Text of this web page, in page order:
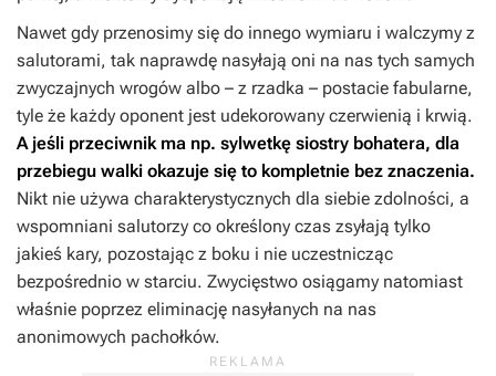
Nawet gdy przenosimy się do innego wymiaru i walczymy z
salutorami, tak naprawdę nasyłają oni na nas tych samych
zwyczajnych wrogów albo – z rzadka – postacie fabularne,
tyle że każdy oponent jest udekorowany czerwienią i krwią.
A jeśli przeciwnik ma np. sylwetkę siostry bohatera, dla
przebiegu walki okazuje się to kompletnie bez znaczenia.
Nikt nie używa charakterystycznych dla siebie zdolności, a
wspomniani salutorzy co określony czas zsyłają tylko
jakieś kary, pozostając z boku i nie uczestnicząc
bezpośrednio w starciu. Zwycięstwo osiągamy natomiast
właśnie poprzez eliminację nasyłanych na nas
anonimowych pachołków.